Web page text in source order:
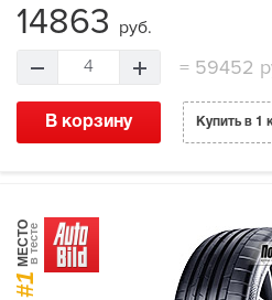
14863 руб.
4 =59452
В корзину Купить в 1
#1
МЕСТОв тесте